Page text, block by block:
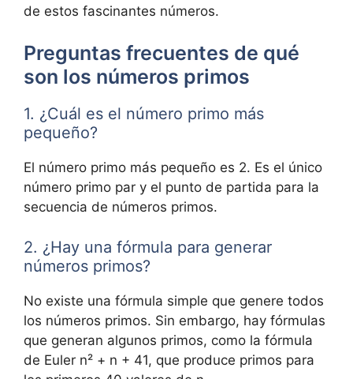
de estos fascinantes números.
Preguntas frecuentes de qué
son los números primos
1. ¿Cuál es el número primo más
pequeño?
El número primo más pequeño es 2. Es el único
número primo par y el punto de partida para la
secuencia de números primos.
2. ¿Hay una fórmula para generar
números primos?
No existe una fórmula simple que genere todos
los números primos. Sin embargo, hay fórmulas
que generan algunos primos, como la fórmula
de Euler n² + n + 41, que produce primos para